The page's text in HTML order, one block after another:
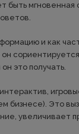
быть мгновенная
и как
это получать.
бизнесе). Это
увеличивает